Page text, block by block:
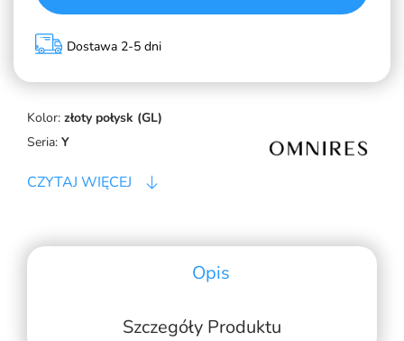
Kolor: złoty połysk (GL)
Seria: Y
CZYTAJ WIĘCEJ
Dostawa 2-5 dni
Opis
Szczegóły Produktu